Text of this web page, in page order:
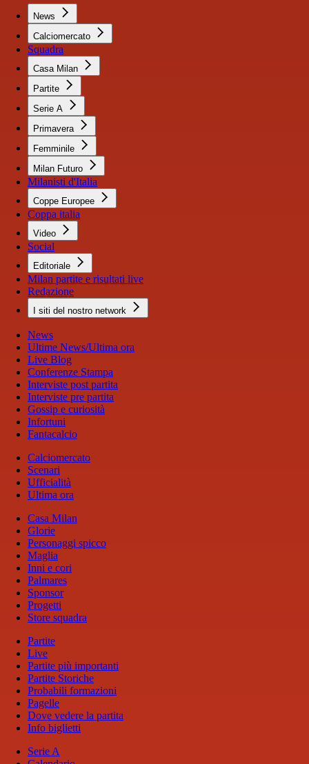
News
Calciomercato
Squadra
Casa Milan
Partite
Serie A
Primavera
Femminile
Milan Futuro
Milanisti d'Italia
Coppe Europee
Coppa italia
Video
Social
Editoriale
Milan partite e risultati live
Redazione
I siti del nostro network
News
Ultime News/Ultima ora
Live Blog
Conferenze Stampa
Interviste post partita
Interviste pre partita
Gossip e curiosità
Infortuni
Fantacalcio
Calciomercato
Scenari
Ufficialità
Ultima ora
Casa Milan
Glorie
Personaggi spicco
Maglia
Inni e cori
Palmares
Sponsor
Progetti
Store squadra
Partite
Live
Partite più importanti
Partite Storiche
Probabili formazioni
Pagelle
Dove vedere la partita
Info biglietti
Serie A